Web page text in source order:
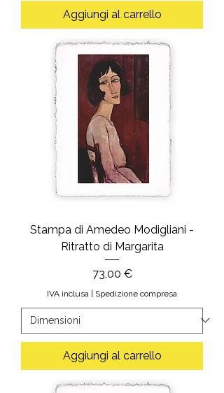
Aggiungi al carrello
Stampa di Amedeo Modigliani -
Ritratto di Margarita
Prezzo
73,00 €
IVA inclusa | Spedizione compresa
Aggiungi al carrello